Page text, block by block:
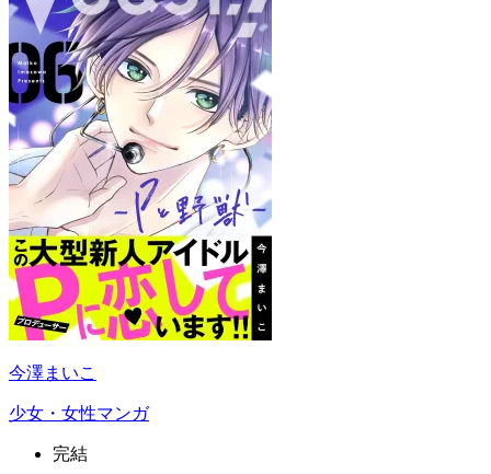
今澤まいこ
少女・女性マンガ
完結